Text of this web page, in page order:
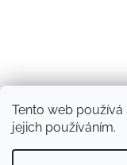
Tento web
jejich používáním.